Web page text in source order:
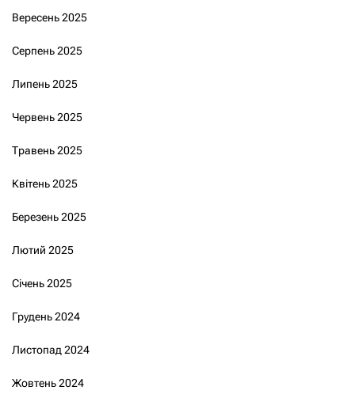
Вересень 2025
Серпень 2025
Липень 2025
Червень 2025
Травень 2025
Квітень 2025
Березень 2025
Лютий 2025
Січень 2025
Грудень 2024
Листопад 2024
Жовтень 2024